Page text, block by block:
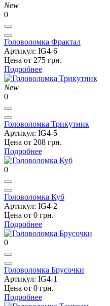
New
0
Головоломка Фрактал
Артикул: IG4-6
Цена от 275 грн.
Подробнее
New
0
Головоломка Трикутник
Артикул: IG4-5
Цена от 208 грн.
Подробнее
0
Головоломка Куб
Артикул: IG4-2
Цена от 0 грн.
Подробнее
0
Головоломка Брусочки
Артикул: IG4-1
Цена от 0 грн.
Подробнее